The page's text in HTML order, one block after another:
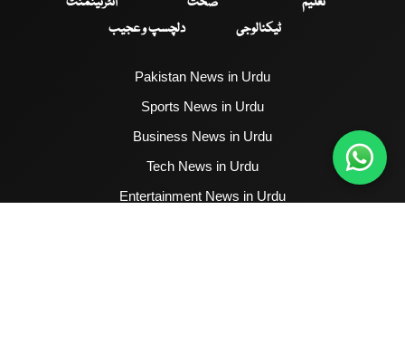
ٹیکنالوجی
دلچسپ و عجیب
Pakistan News in Urdu
Sports News in Urdu
Business News in Urdu
Tech News in Urdu
Entertainment News in Urdu